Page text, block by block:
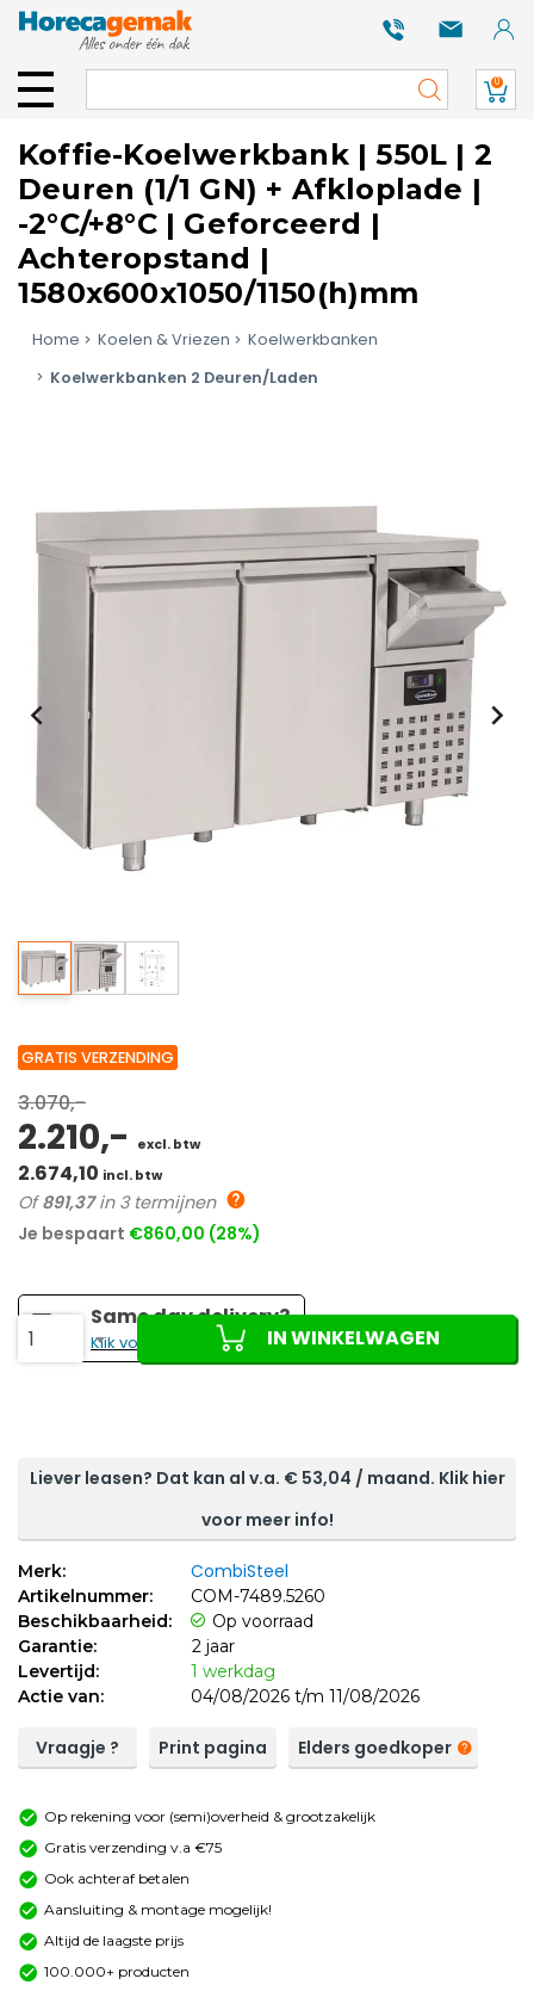
0
Koffie-Koelwerkbank | 550L | 2
Deuren (1/1 GN) + Afkloplade |
-2°C/+8°C | Geforceerd |
Achteropstand |
1580x600x1050/1150(h)mm
Home Koelen & Vriezen
Koelwerkbanken
Koelwerkbanken 2 Deuren/Laden
GRATIS VERZENDING
3.070,-
2.210,- excl. btw
2.674,10 incl. btw
Of891,37in 3 termijnen
Je bespaart €860,00 (28%)
Same day delivery?
Klik voor de prijs!
1 IN WINKELWAGEN
Liever leasen? Dat kan al v.a. € 53,04 / maand. Klik hier
voor meer info!
Merk: CombiSteel
Artikelnummer:
COM-7489.5260
Beschikbaarheid:
Op voorraad
Garantie:
2 jaar
Levertijd:
1 werkdag
Actie van:
04/08/2026 t/m 11/08/2026
Vraagje ? Print pagina Elders goedkoper
Op rekening voor (semi)overheid & grootzakelijk
Gratis verzending v.a €75
Ook achteraf betalen
Aansluiting & montage mogelijk!
Altijd de laagste prijs
100.000+ producten